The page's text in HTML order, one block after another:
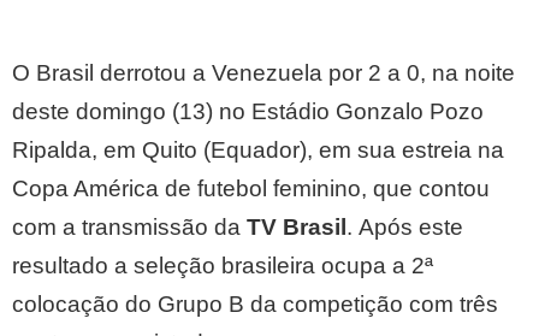
O Brasil derrotou a Venezuela por 2 a 0, na noite
deste domingo (13) no Estádio Gonzalo Pozo
Ripalda, em Quito (Equador), em sua estreia na
Copa América de futebol feminino, que contou
com a transmissão da TV Brasil . Após este
resultado a seleção brasileira ocupa a 2ª
colocação do Grupo B da competição com três